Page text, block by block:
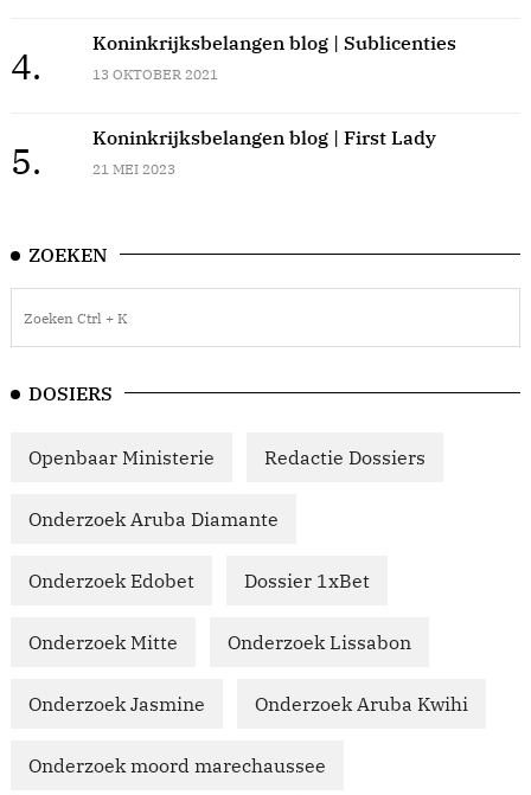
4.
Koninkrijksbelangen blog | Sublicenties
13 OKTOBER 2021
5.
Koninkrijksbelangen blog | First Lady
21 MEI 2023
ZOEKEN
DOSIERS
Openbaar Ministerie Redactie Dossiers
Onderzoek Aruba Diamante
Onderzoek Edobet Dossier 1xBet
Onderzoek Mitte Onderzoek Lissabon
Onderzoek Jasmine Onderzoek Aruba Kwihi
Onderzoek moord marechaussee